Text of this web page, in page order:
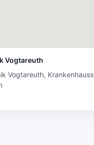
Vogtareuth
Vogtareuth,